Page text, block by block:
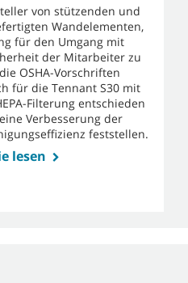
von stützenden und
Wandelementen,
für den Umgang mit
der Mitarbeiter zu
OSHA-Vorschriften
für die Tennant S30 mit
Filterung entschieden
Verbesserung der
feststellen.
lesen